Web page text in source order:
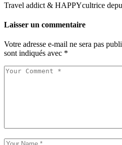
Travel addict & HAPPYcultrice
Laisser un commentaire
Votre adresse e-mail ne sera pas
sont indiqués avec *